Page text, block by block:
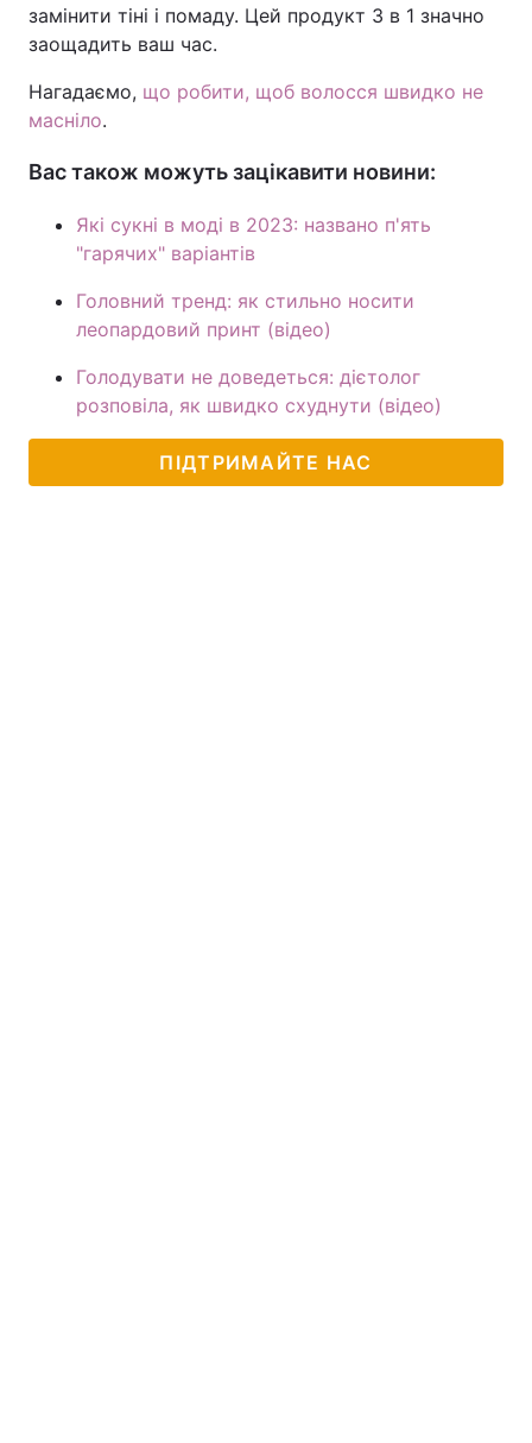
замінити тіні і помаду. Цей продукт 3 в 1 значно
заощадить ваш час.
Нагадаємо, що робити, щоб волосся швидко не
масніло.
Вас також можуть зацікавити новини:
Які сукні в моді в 2023: названо п'ять
"гарячих" варіантів
Головний тренд: як стильно носити
леопардовий принт (відео)
Голодувати не доведеться: дієтолог
розповіла, як швидко схуднути (відео)
ПІДТРИМАЙТЕ НАС